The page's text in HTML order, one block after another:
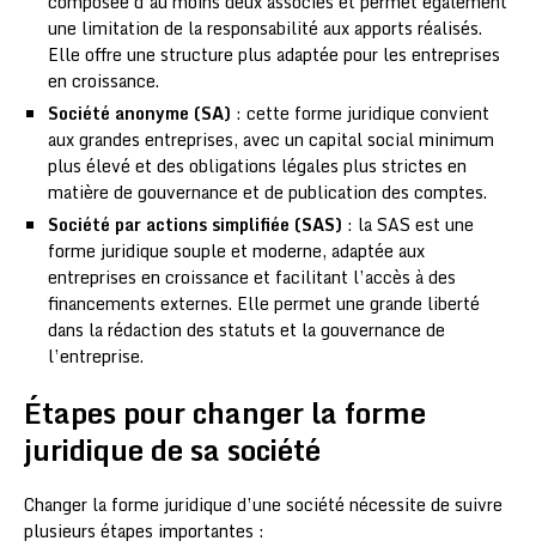
une limitation de la responsabilité aux apports réalisés.
Elle offre une structure plus adaptée pour les entreprises
en croissance.
Société anonyme (SA) : cette forme juridique convient
aux grandes entreprises, avec un capital social minimum
plus élevé et des obligations légales plus strictes en
matière de gouvernance et de publication des comptes.
Société par actions simplifiée (SAS) : la SAS est une
forme juridique souple et moderne, adaptée aux
entreprises en croissance et facilitant l’accès à des
financements externes. Elle permet une grande liberté
dans la rédaction des statuts et la gouvernance de
l’entreprise.
Étapes pour changer la forme
juridique de sa société
Changer la forme juridique d’une société nécessite de suivre
plusieurs étapes importantes :